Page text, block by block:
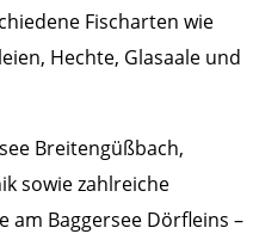
Fischarten wie
Hechte, Glasaale und
Breitengüßbach,
sowie zahlreiche
am Baggersee Dörfleins –